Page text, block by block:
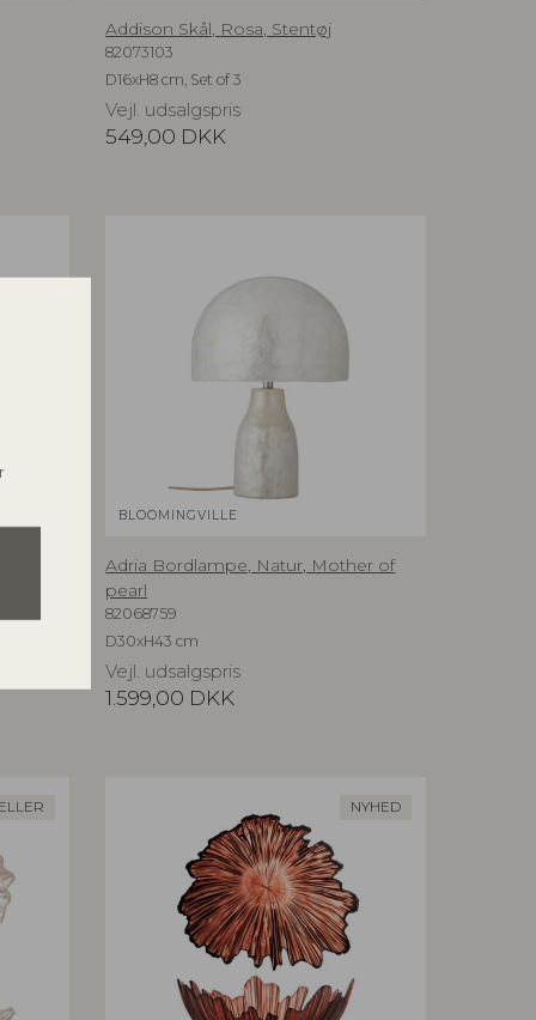
Addison Skål, Rosa, Stentøj
82073103
D16xH8 cm, Set of 3
Vejl. udsalgspris
549,00 DKK
BLOOMINGVILLE
Adria Bordlampe, Natur, Mother of
pearl
82068759
D30xH43 cm
Vejl. udsalgspris
1.599,00 DKK
NYHED